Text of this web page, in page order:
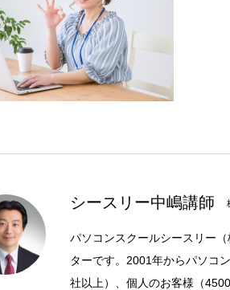
シースリー中嶋講師
パソコンスクールシースリー
ターです。2001年からパソコ
社以上）、個人のお客様（